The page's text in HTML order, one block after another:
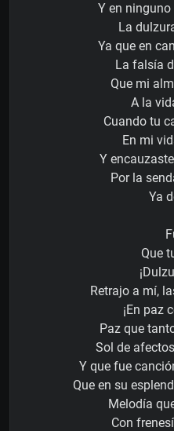
Y en
La
Ya que en
La falsía
Que mi
A la
Cuando tu
En mi
Y
Por la
Ya
Que
Retrajo a mí,
¡En paz
Paz que
Sol de
Y que fue
Que en su
Melodía
Con